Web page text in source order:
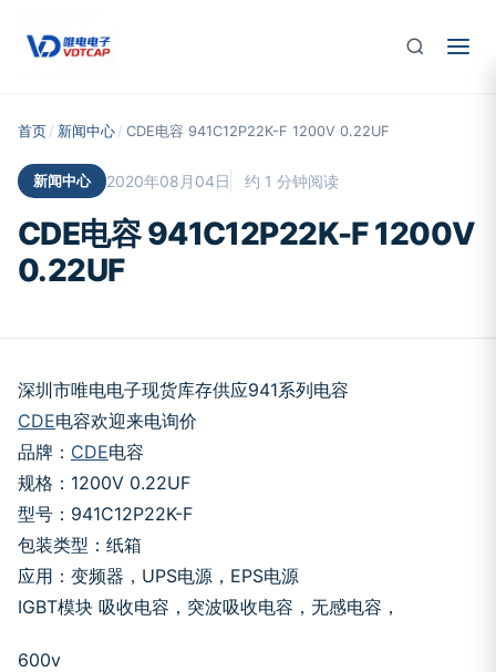
首页 / 新闻中心 / CDE电容 941C12P22K-F 1200V 0.22UF
新闻中心 2020年08月04日 约 1 分钟阅读
CDE电容 941C12P22K-F 1200V
0.22UF
深圳市唯电电子现货库存供应941系列电容
CDE电容欢迎来电询价
品牌： CDE电容
规格：1200V 0.22UF
型号：941C12P22K-F
包装类型：纸箱
应用：变频器，UPS电源，EPS电源
IGBT模块 吸收电容，突波吸收电容，无感电容，
600v